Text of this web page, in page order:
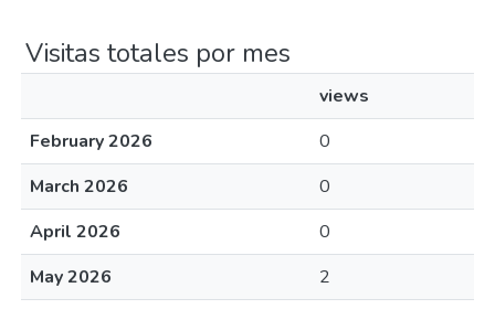
Visitas totales por mes
views
February 2026
0
March 2026
0
April 2026
0
May 2026
2